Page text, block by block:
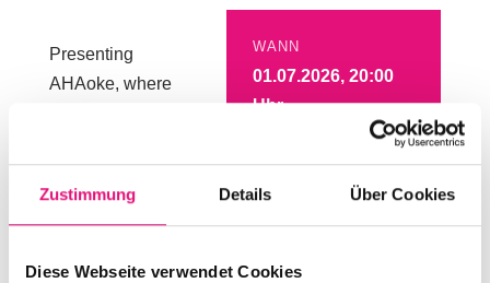
Zustimmung Details Über Cookies
Diese Webseite verwendet Cookies
Presenting
AHAoke, where
west of Shibuya!
You love singing,
WANN
01.07.2026, 20:00
Uhr
WO
AHA-Berlin e. V.,